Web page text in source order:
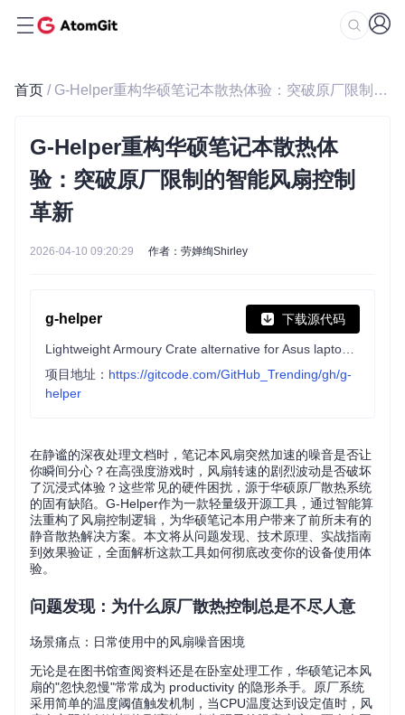
首页 / G-Helper重构华硕笔记本散热体验：突破原厂限制的智能风扇控制革新
G-Helper重构华硕笔记本散热体
验：突破原厂限制的智能风扇控制
革新
2026-04-10 09:20:29 作者：劳婵绚Shirley
g-helper 下载源代码
项目地址： https://gitcode.com/GitHub_Trending/gh/g-
helper
在静谧的深夜处理文档时，笔记本风扇突然加速的噪音是否让
你瞬间分心？在高强度游戏时，风扇转速的剧烈波动是否破坏
了沉浸式体验？这些常见的硬件困扰，源于华硕原厂散热系统
的固有缺陷。G-Helper作为一款轻量级开源工具，通过智能算
法重构了风扇控制逻辑，为华硕笔记本用户带来了前所未有的
静音散热解决方案。本文将从问题发现、技术原理、实战指南
到效果验证，全面解析这款工具如何彻底改变你的设备使用体
验。
问题发现：为什么原厂散热控制总是不尽人意
场景痛点：日常使用中的风扇噪音困境
无论是在图书馆查阅资料还是在卧室处理工作，华硕笔记本风
扇的"忽快忽慢"常常成为 productivity 的隐形杀手。原厂系统
采用简单的温度阈值触发机制，当CPU温度达到设定值时，风